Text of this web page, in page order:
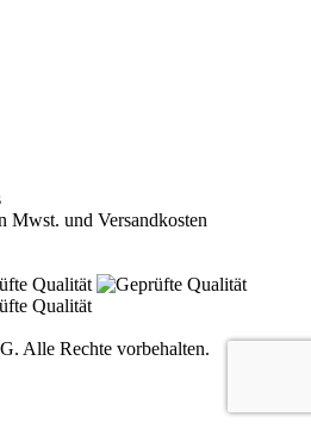
Mwst. und Versandkosten
Alle Rechte vorbehalten.